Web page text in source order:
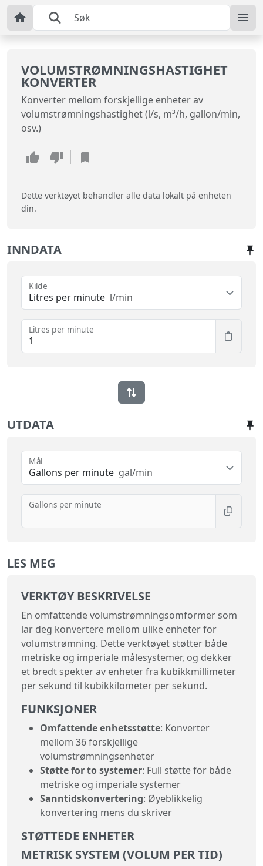
VOLUMSTRØMNINGSHASTIGHET
KONVERTER
Konverter mellom forskjellige enheter av
volumstrømningshastighet (l/s, m³/h, gallon/min,
osv.)
Dette verktøyet behandler alle data lokalt på enheten
din.
INNDATA
Litres per minute l/min
Kilde
Litres per minute
UTDATA
Gallons per minute gal/min
Mål
Gallons per minute
LES MEG
VERKTØY BESKRIVELSE
En omfattende volumstrømningsomformer som
lar deg konvertere mellom ulike enheter for
volumstrømning. Dette verktøyet støtter både
metriske og imperiale målesystemer, og dekker
et bredt spekter av enheter fra kubikkmillimeter
per sekund til kubikkilometer per sekund.
FUNKSJONER
Omfattende enhetsstøtte: Konverter
mellom 36 forskjellige
volumstrømningsenheter
Støtte for to systemer: Full støtte for både
metriske og imperiale systemer
Sanntidskonvertering: Øyeblikkelig
konvertering mens du skriver
STØTTEDE ENHETER
METRISK SYSTEM (VOLUM PER TID)